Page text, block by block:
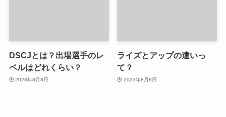
DSCJとは？出場選手のレ
ベルはどれくらい？
2023年8月8日
ライズとアップの違いっ
て？
2023年8月8日